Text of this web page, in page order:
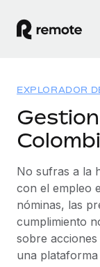
EMPLEO
Nómina
Gestiona
legalidad.
Employer
Expándete
Soluciones
COBERTURA
Consulta
Simplifica
Recursos
Consulta
Precios
EXPLORADOR
No sufras a la
con el empleo
nóminas, las
cumplimiento
sobre
una